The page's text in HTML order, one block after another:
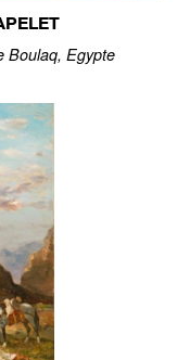
Boulaq, Egypte